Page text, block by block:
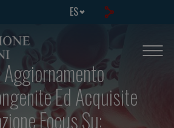
ES
Ed Acquisite
Focus Su: